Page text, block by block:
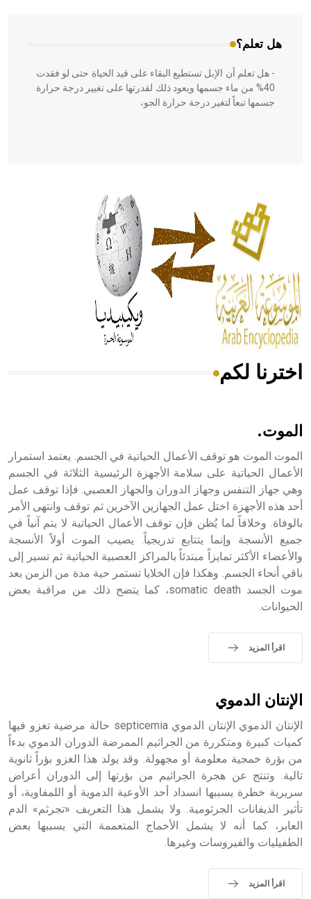
هل تعلم؟
- هل تعلم أن الإبل تستطيع البقاء على قيد الحياة حتى لو فقدت
40% من ماء جسمها ويعود ذلك لقدرتها على تغيير درجة حرارة
جسمها تبعاً لتغير درجة حرارة الجو،
الحكم، الأدلة، تنظيم التغذية، ورسالته في جروح الرأس. ويعود
له الفضل بأنه حرر الطب من الدين والفلسفة.
- هل تعلم أن المرجان إفراز حيواني يتكون في البحر ويتركب
من مادة كربونات الكلسيوم، وهو أحمر أو شديد الحمرة وهو
أجود أنواعه، ويمتاز بكبر الحجم ويسمى الش
هل تعلم أن الأبسيد كلمة فرنسية اللفظ تم اعتمادها مصطلحاً
- هل تعلم أن أبجر Abgar اسم معروف جيداً يعود إلى عدد من
الملوك الذين حكموا مدينة إديسا (الرها) من أبجر الأول وحتى
التاسع، وهم ينتسبون إلى أسرة أوسروين
- هل تعلم أن الأبجدية الكنعانية تتألف من /22/ علامة كتابية
اخترنا لكم
الموت.
الموت الموت هو توقف الأعمال الحياتية في الجسم. يعتمد استمرار
الأعمال الحياتية على سلامة الأجهزة الرئيسية الثلاثة في الجسم
وهي جهاز التنفس وجهاز الدوران والجهاز العصبي. فإذا توقف عمل
أحد هذه الأجهزة اختل عمل الجهازين الآخرين ثم توقف وانتهى الأمر
بالوفاة. وخلافاً لما يُظن فإن توقف الأعمال الحياتية لا يتم آنياً في
جميع الأنسجة وإنما يتتابع تدريجياً. يصيب الموت أولاً الأنسجة
والأعضاء الأكثر تمايزاً مبتدئاً بالمراكز العصبية الحياتية ثم تسير إلى
باقي أنحاء الجسم. وهكذا فإن الخلايا تستمر حية مدة من الزمن بعد
موت الجسد somatic death، كما يتضح ذلك من مراقبة بعض
الحيوانات.
اقرأ المزيد
الإنتان الدموي
الإنتان الدموي الإنتان الدموي septicemia حالة مرضية تغزو فيها
كميات كبيرة ومتكررة من الجراثيم الممرضة الدوران الدموي بدءاً
من بؤرة خمجية معلومة أو مجهولة. وقد يولد هذا الغزو بؤراً ثانوية
تالية. وتنتج عن هجرة الجراثيم من بؤرتها إلى الدوران أعراض
سريرية خطرة يسببها انسداد أحد الأوعية الدموية أو اللمفاوية، أو
تأثير الذيفانات الجرثومية. ولا يشمل هذا التعريف «تجرثم» الدم
العابر، كما أنه لا يشمل الأخماج المتعممة التي يسببها بعض
الطفيليات والفيروسات وغيرها.
اقرأ المزيد